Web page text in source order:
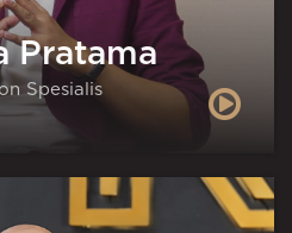
Pratama
Spesialis